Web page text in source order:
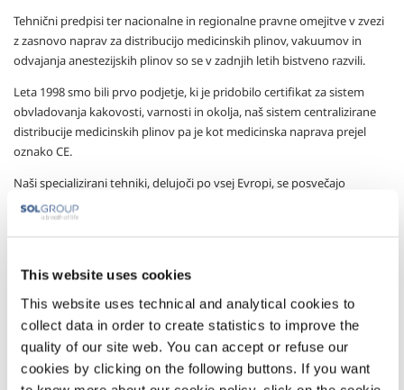
This website uses cookies
This website uses technical and analytical cookies to
collect data in order to create statistics to improve the
quality of our site web. You can accept or refuse our
cookies by clicking on the following buttons. If you want
Tehnični predpisi ter nacionalne in regionalne pravne omejitve v zvezi
z zasnovo naprav za distribucijo medicinskih plinov, vakuumov in
odvajanja anestezijskih plinov so se v zadnjih letih bistveno razvili.
Leta 1998 smo bili prvo podjetje, ki je pridobilo certifikat za sistem
obvladovanja kakovosti, varnosti in okolja, naš sistem centralizirane
distribucije medicinskih plinov pa je kot medicinska naprava prejel
oznako CE.
Naši specializirani tehniki, delujoči po vsej Evropi, se posvečajo
zasnovi, izdelavi in tehničnemu upravljanju naprav za medicinske
pline, ki so skladni z usklajenima tehničnima standardoma UNI EN ISO
ki dopolnjujejo oskrbo in nadzor nad medicinskimi plini.
Skupina SOL vodi globalne storitve vzdrževanja in sledljivosti
elektromedicinskih naprav z računalniškimi sistemi, ki zagotavljajo
časovno sledenje vseh aktivnosti in pravočasno ukrepanje.
Dejavna udeležba naših strokovnjakov na okroglih mizah o predpisih